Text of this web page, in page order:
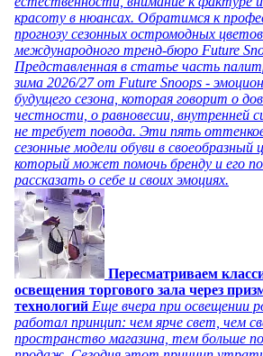
красоту в нюансах. Обратимся к
прогнозу сезонных остромодных
международного тренд-бюро Future
Представленная в статье часть
зима 2026/27 от Future Snoops -
будущего сезона, которая говорит о
честности, о равновесии, внутренней
не требует повода. Эти пять
сезонные модели обуви в своеобразный
который может помочь бренду и его
рассказать о себе и своих эмоциях.
Пересматриваем
освещения торгового зала через
технологий Еще вчера при освещении
работал принцип: чем ярче свет, чем
пространство магазина, тем больше